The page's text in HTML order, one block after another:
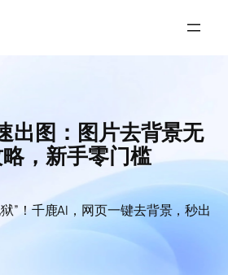
出图：图片去背景无
，新手零门槛
”！千鹿AI，网页一键去背景，秒出